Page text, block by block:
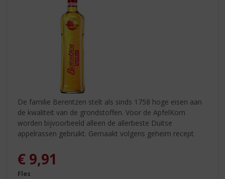
De familie Berentzen stelt als sinds 1758 hoge eisen aan
de kwaliteit van de grondstoffen. Voor de ApfelKorn
worden bijvoorbeeld alleen de allerbeste Duitse
appelrassen gebruikt. Gemaakt volgens geheim recept
€ 9,91
Fles